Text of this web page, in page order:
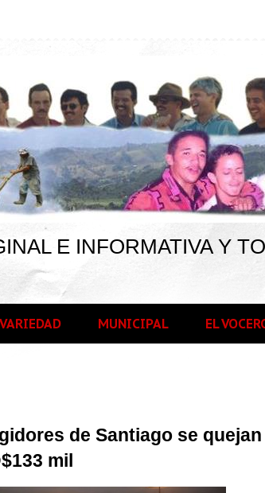
E INFORMATIVA Y
VARIEDAD MUNICIPAL EL
de Santiago se
mil